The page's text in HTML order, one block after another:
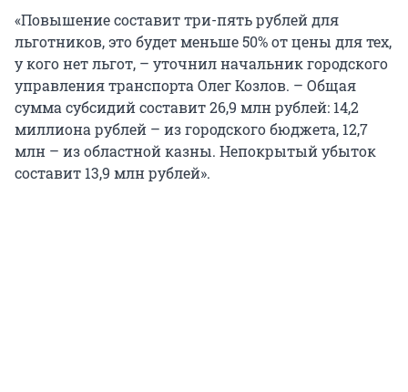
«Повышение составит три-пять рублей для
льготников, это будет меньше 50% от цены для тех,
у кого нет льгот, – уточнил начальник городского
управления транспорта Олег Козлов. – Общая
сумма субсидий составит 26,9 млн рублей: 14,2
миллиона рублей – из городского бюджета, 12,7
млн – из областной казны. Непокрытый убыток
составит 13,9 млн рублей».